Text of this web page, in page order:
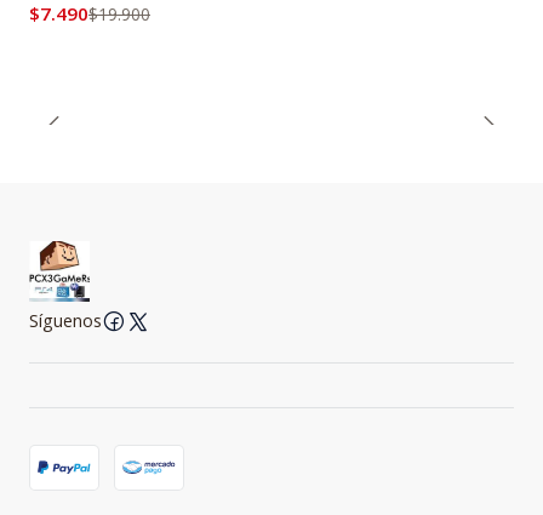
$7.490$19.900
Síguenos